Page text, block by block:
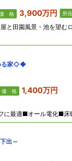
格 3,900万円 所
る家◇◆
価 格 1,400万円
出～